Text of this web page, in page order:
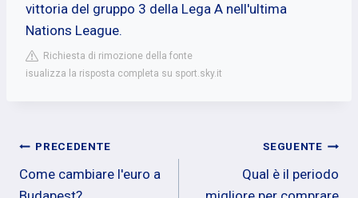
vittoria del gruppo 3 della Lega A nell'ultima
Nations League.
Richiesta di rimozione della fonte
isualizza la risposta completa su sport.sky.it
Navigazione
articoli
PRECEDENTE
Come cambiare l'euro a
SEGUENTE
Qual è il periodo